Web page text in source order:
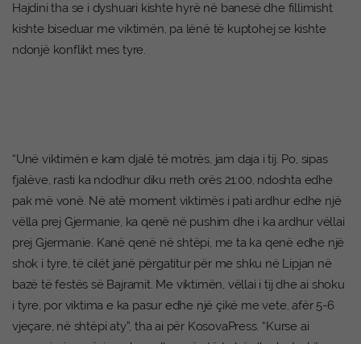
Hajdini tha se i dyshuari kishte hyrë në banesë dhe fillimisht
kishte biseduar me viktimën, pa lënë të kuptohej se kishte
ndonjë konflikt mes tyre.
“Unë viktimën e kam djalë të motrës, jam daja i tij. Po, sipas
fjalëve, rasti ka ndodhur diku rreth orës 21:00, ndoshta edhe
pak më vonë. Në atë moment viktimës i pati ardhur edhe një
vëlla prej Gjermanie, ka qenë në pushim dhe i ka ardhur vëllai
prej Gjermanie. Kanë qenë në shtëpi, me ta ka qenë edhe një
shok i tyre, të cilët janë përgatitur për me shku në Lipjan në
bazë të festës së Bajramit. Me viktimën, vëllai i tij dhe ai shoku
i tyre, por viktima e ka pasur edhe një çikë me vete, afër 5-6
vjeçare, në shtëpi aty”, tha ai për KosovaPress. “Kurse ai